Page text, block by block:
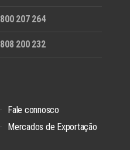
800 207 264
808 200 232
Fale connosco
Mercados de Exportação